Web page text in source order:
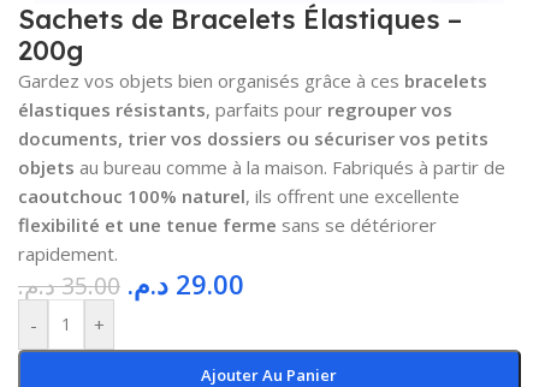
Sachets de Bracelets Élastiques –
200g
Gardez vos objets bien organisés grâce à ces bracelets
élastiques résistants, parfaits pour regrouper vos
documents, trier vos dossiers ou sécuriser vos petits
objets au bureau comme à la maison. Fabriqués à partir de
caoutchouc 100% naturel, ils offrent une excellente
flexibilité et une tenue ferme sans se détériorer
rapidement.
35.00د.م. 29.00 د.م.
- +
Ajouter Au Panier